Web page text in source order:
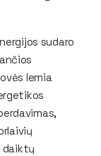
sudaro
lemia
daiktų